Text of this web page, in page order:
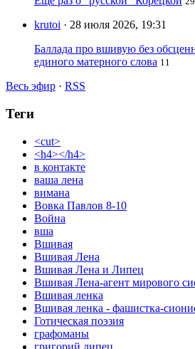
krutoi · 28 июля 2026, 19:31
Баллада про вшивую без
единого матерного слова 11
Весь эфир · RSS
Теги
<cut>
<h4></h4>
в контакте
ваша лена
вимана
Вовка Павлов 8-10
Война
вша
Вшивая
Вшивая Лена
Вшивая Лена и Липец
Вшивая Лена-агент мирового
Вшивая ленка
Вшивая ленка - фашистка-
Готическая поэзия
графоманы
григорий липец